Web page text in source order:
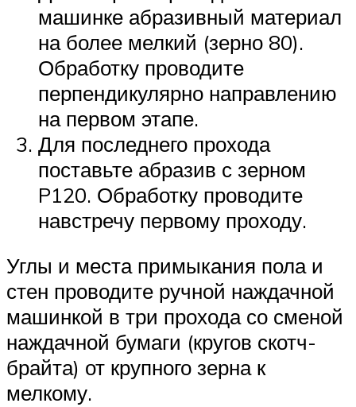
машинке абразивный материал
на более мелкий (зерно 80).
Обработку проводите
перпендикулярно направлению
на первом этапе.
Для последнего прохода
поставьте абразив с зерном
P120. Обработку проводите
навстречу первому проходу.
Углы и места примыкания пола и
стен проводите ручной наждачной
машинкой в три прохода со сменой
наждачной бумаги (кругов скотч-
брайта) от крупного зерна к
мелкому.